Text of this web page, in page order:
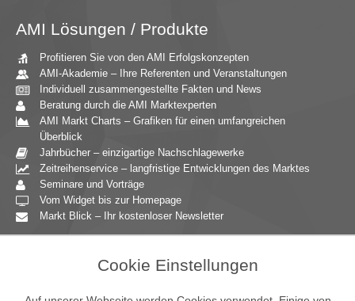
AMI Lösungen / Produkte
Profitieren Sie von den AMI Erfolgskonzepten
AMI-Akademie – Ihre Referenten und Veranstaltungen
Individuell zusammengestellte Fakten und News
Beratung durch die AMI Marktexperten
AMI Markt Charts – Grafiken für einen umfangreichen
Überblick
Jahrbücher – einzigartige Nachschlagewerke
Zeitreihenservice – langfristige Entwicklungen des Marktes
Seminare und Vorträge
Vom Widget bis zur Homepage
Markt Blick – Ihr kostenloser Newsletter
Unternehmensberatung
Cookie Einstellungen